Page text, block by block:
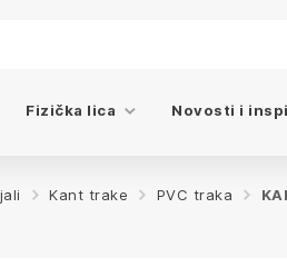
Fizička lica Novosti i
Kant trake PVC traka